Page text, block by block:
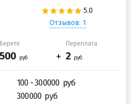
Отзывов: 1
Берете Переплата
100 - 300000
300000